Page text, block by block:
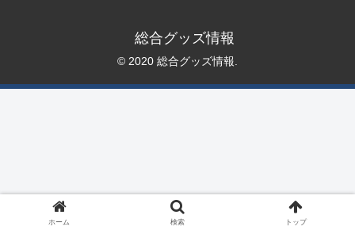
総合グッズ情報
© 2020 総合グッズ情報.
ホーム 検索 トップ